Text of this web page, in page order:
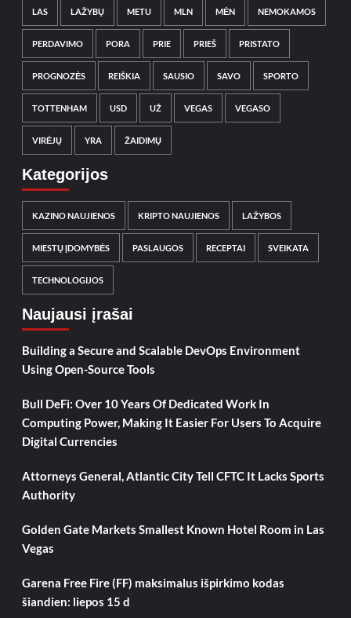
LAS LAŽYBŲ METU MLN MĖN NEMOKAMOS
PERDAVIMO PORA PRIE PRIEŠ PRISTATO
PROGNOZĖS REIŠKIA SAUSIO SAVO SPORTO
TOTTENHAM USD UŽ VEGAS VEGASO
VIRĖJŲ YRA ŽAIDIMŲ
Kategorijos
KAZINO NAUJIENOS KRIPTO NAUJIENOS LAŽYBOS
MIESTŲ ĮDOMYBĖS PASLAUGOS RECEPTAI SVEIKATA
TECHNOLOGIJOS
Naujausi įrašai
Building a Secure and Scalable DevOps Environment
Using Open-Source Tools
Bull DeFi: Over 10 Years Of Dedicated Work In
Computing Power, Making It Easier For Users To Acquire
Digital Currencies
Attorneys General, Atlantic City Tell CFTC It Lacks Sports
Authority
Golden Gate Markets Smallest Known Hotel Room in Las
Vegas
Garena Free Fire (FF) maksimalus išpirkimo kodas
šiandien: liepos 15 d